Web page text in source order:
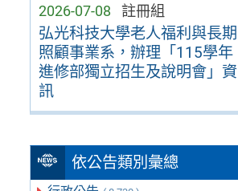
2026-07-08 註冊組
弘光科技大學老人福利與長期
照顧事業系，辦理「115學年
進修部獨立招生及說明會」資
訊
依公告類別彙總